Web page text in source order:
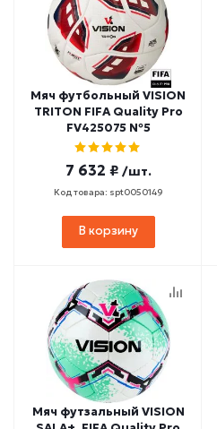
Мяч футбольный VISION
TRITON FIFA Quality Pro
FV425075 №5
7 632 ₽ /шт.
Код товара: spt0050149
В корзину
Мяч футзальный VISION